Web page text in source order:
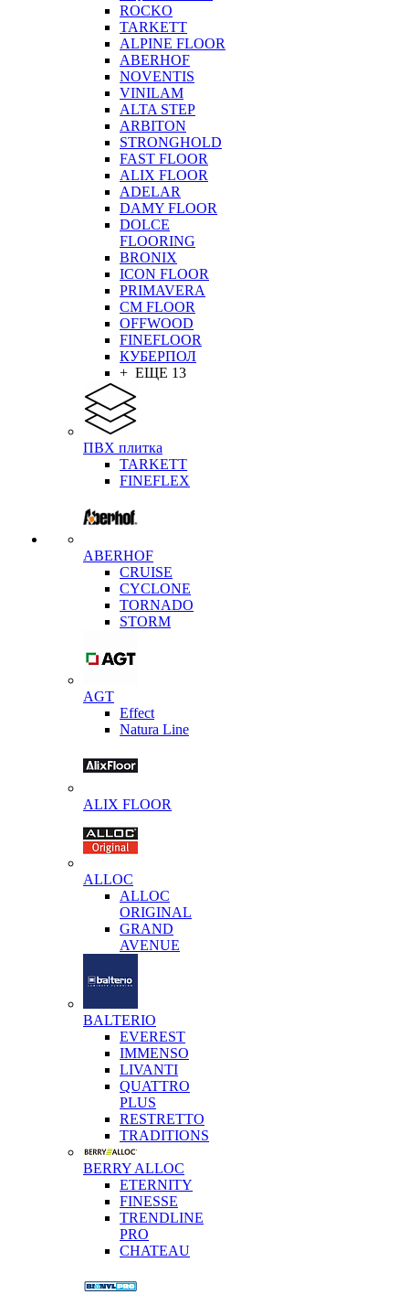
ROCKO
TARKETT
ALPINE FLOOR
ABERHOF
NOVENTIS
VINILAM
ALTA STEP
ARBITON
STRONGHOLD
FAST FLOOR
ALIX FLOOR
ADELAR
DAMY FLOOR
DOLCE
FLOORING
BRONIX
ICON FLOOR
PRIMAVERA
CM FLOOR
OFFWOOD
FINEFLOOR
КУБЕРПОЛ
+ ЕЩЕ 13
ПВХ плитка
TARKETT
FINEFLEX
ABERHOF
CRUISE
CYCLONE
TORNADO
STORM
AGT
Effect
Natura Line
ALIX FLOOR
ALLOC
ALLOC
ORIGINAL
GRAND
AVENUE
BALTERIO
EVEREST
IMMENSO
LIVANTI
QUATTRO
PLUS
RESTRETTO
TRADITIONS
BERRY ALLOC
ETERNITY
FINESSE
TRENDLINE
PRO
CHATEAU